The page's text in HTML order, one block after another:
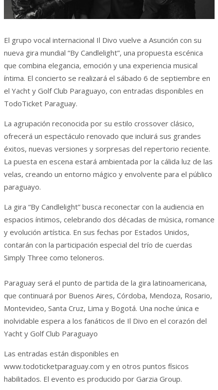
El grupo vocal internacional Il Divo vuelve a Asunción con su
nueva gira mundial “By Candlelight”, una propuesta escénica
que combina elegancia, emoción y una experiencia musical
íntima. El concierto se realizará el sábado 6 de septiembre en
el Yacht y Golf Club Paraguayo, con entradas disponibles en
TodoTicket Paraguay.
La agrupación reconocida por su estilo crossover clásico,
ofrecerá un espectáculo renovado que incluirá sus grandes
éxitos, nuevas versiones y sorpresas del repertorio reciente.
La puesta en escena estará ambientada por la cálida luz de las
velas, creando un entorno mágico y envolvente para el público
paraguayo.
La gira “By Candlelight” busca reconectar con la audiencia en
espacios íntimos, celebrando dos décadas de música, romance
y evolución artística. En sus fechas por Estados Unidos,
contarán con la participación especial del trío de cuerdas
Simply Three como teloneros.
Paraguay será el punto de partida de la gira latinoamericana,
que continuará por Buenos Aires, Córdoba, Mendoza, Rosario,
Montevideo, Santa Cruz, Lima y Bogotá. Una noche única e
inolvidable espera a los fanáticos de Il Divo en el corazón del
Yacht y Golf Club Paraguayo
Las entradas están disponibles en
www.todoticketparaguay.com y en otros puntos físicos
habilitados. El evento es producido por Garzia Group.